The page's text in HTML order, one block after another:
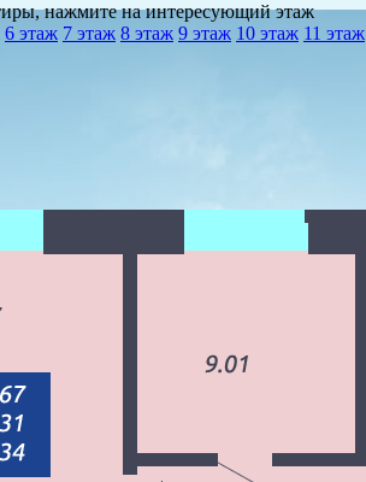
нажмите на интересующий этаж
6 этаж 7 этаж 8 этаж 9 этаж 10 этаж 11 этаж